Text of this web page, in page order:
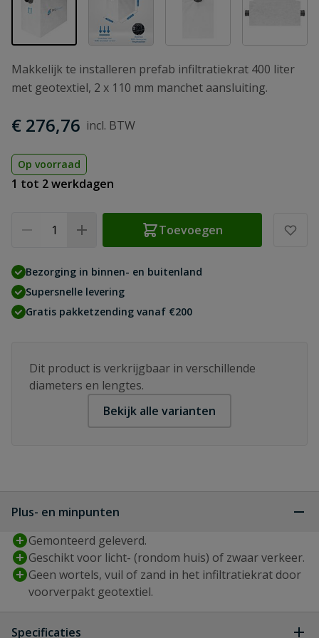
Makkelijk te installeren prefab infiltratiekrat 400 liter
met geotextiel, 2 x 110 mm manchet aansluiting.
€ 276,76
Op voorraad
1 tot 2 werkdagen
Toevoegen
Bezorging in binnen- en buitenland
Supersnelle levering
Gratis pakketzending vanaf €200
Dit product is verkrijgbaar in verschillende
diameters en lengtes.
Bekijk alle varianten
Plus- en minpunten
Gemonteerd geleverd.
Geschikt voor licht- (rondom huis) of zwaar verkeer.
Geen wortels, vuil of zand in het infiltratiekrat door
voorverpakt geotextiel.
Specificaties